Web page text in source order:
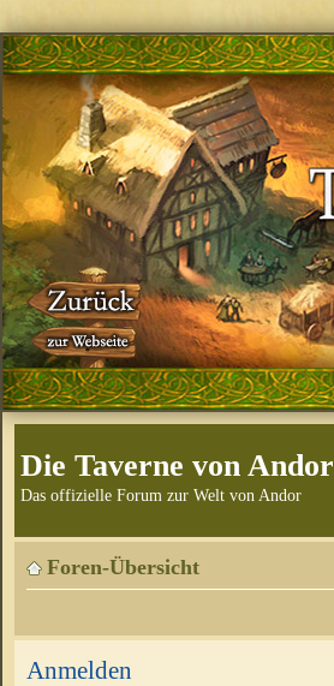
Die Taverne von Andor
Das offizielle Forum zur Welt von Andor
Foren-Übersicht
Anmelden